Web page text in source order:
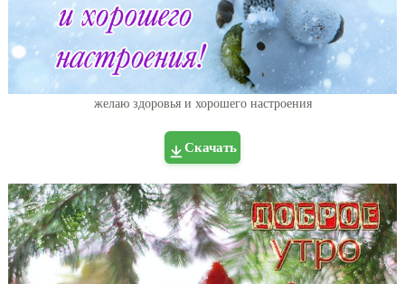
желаю здоровья и хорошего настроения
Скачать